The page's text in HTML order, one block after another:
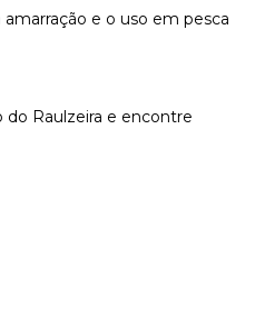
amarração e o uso em pesca
Raulzeira e encontre